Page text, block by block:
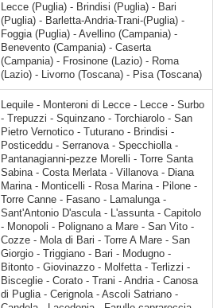
Lecce (Puglia) - Brindisi (Puglia) - Bari
(Puglia) - Barletta-Andria-Trani-(Puglia) -
Foggia (Puglia) - Avellino (Campania) -
Benevento (Campania) - Caserta
(Campania) - Frosinone (Lazio) - Roma
(Lazio) - Livorno (Toscana) - Pisa (Toscana)
Lequile - Monteroni di Lecce - Lecce - Surbo - Trepuzzi - Squinzano - Torchiarolo - San Pietro Vernotico - Tuturano - Brindisi - Posticeddu - Serranova - Specchiolla - Pantanagianni-pezze Morelli - Torre Santa Sabina - Costa Merlata - Villanova - Diana Marina - Monticelli - Rosa Marina - Pilone - Torre Canne - Fasano - Lamalunga - Sant'Antonio D'ascula - L'assunta - Capitolo - Monopoli - Polignano a Mare - San Vito - Cozze - Mola di Bari - Torre A Mare - San Giorgio - Triggiano - Bari - Modugno